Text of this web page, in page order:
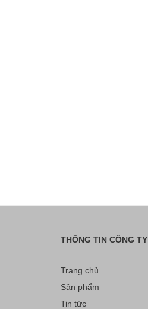
THÔNG TIN CÔNG TY
Trang chủ
Sản phẩm
Tin tức